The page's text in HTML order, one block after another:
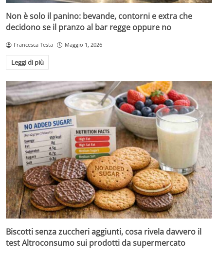
Non è solo il panino: bevande, contorni e extra che
decidono se il pranzo al bar regge oppure no
Francesca Testa Maggio 1, 2026
Leggi di più
Biscotti senza zuccheri aggiunti, cosa rivela davvero il
test Altroconsumo sui prodotti da supermercato